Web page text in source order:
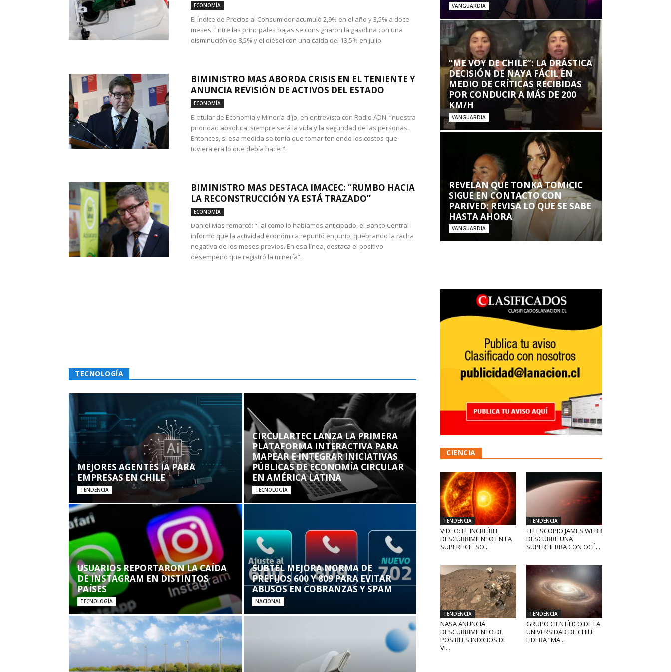
ECONOMÍA
El Índice de Precios al Consumidor acumuló 2,9% en el año y 3,5% a doce
meses. Entre las principales bajas se consignaron la gasolina con una
disminución de 8,5% y el diésel con una caída del 13,5% en julio.
BIMINISTRO MAS ABORDA CRISIS EN EL TENIENTE Y
ANUNCIA REVISIÓN DE ACTIVOS DEL ESTADO
ECONOMÍA
El titular de Economía y Minería dijo, en entrevista con Radio ADN, “nuestra
prioridad absoluta, siempre será la vida y la seguridad de las personas.
Entonces, si esa medida se tenía que tomar teniendo los costos que
tuviera era lo que debía hacer”.
BIMINISTRO MAS DESTACA IMACEC: “RUMBO HACIA
LA RECONSTRUCCIÓN YA ESTÁ TRAZADO”
ECONOMÍA
Daniel Mas remarcó: “Tal como lo habíamos anticipado, el Banco Central
informó que la actividad económica repuntó en junio, quebrando la racha
negativa de los meses previos. En esa línea, destaca el positivo
desempeño que registró la minería”.
TECNOLOGÍA
MEJORES AGENTES IA PARA
EMPRESAS EN CHILE
TENDENCIA
CIRCULARTEC LANZA LA PRIMERA
PLATAFORMA INTERACTIVA PARA
MAPEAR E INTEGRAR INICIATIVAS
PÚBLICAS DE ECONOMÍA CIRCULAR
EN AMÉRICA LATINA
TECNOLOGÍA
USUARIOS REPORTARON LA CAÍDA
DE INSTAGRAM EN DISTINTOS
PAÍSES
TECNOLOGÍA
SUBTEL MEJORA NORMA DE
PREFIJOS 600 Y 809 PARA EVITAR
ABUSOS EN COBRANZAS Y SPAM
NACIONAL
VANGUARDIA
“ME VOY DE CHILE”: LA DRÁSTICA
DECISIÓN DE NAYA FÁCIL EN
MEDIO DE CRÍTICAS RECIBIDAS
POR CONDUCIR A MÁS DE 200
KM/H
VANGUARDIA
REVELAN QUE TONKA TOMICIC
SIGUE EN CONTACTO CON
PARIVED: REVISA LO QUE SE SABE
HASTA AHORA
VANGUARDIA
CIENCIA
TENDENCIA
VIDEO: EL INCREÍBLE
DESCUBRIMIENTO EN LA
SUPERFICIE SO...
TENDENCIA
TELESCOPIO JAMES WEBB
DESCUBRE UNA
SUPERTIERRA CON OCÉ...
TENDENCIA
NASA ANUNCIA
DESCUBRIMIENTO DE
POSIBLES INDICIOS DE
VI...
TENDENCIA
GRUPO CIENTÍFICO DE LA
UNIVERSIDAD DE CHILE
LIDERA “MA...